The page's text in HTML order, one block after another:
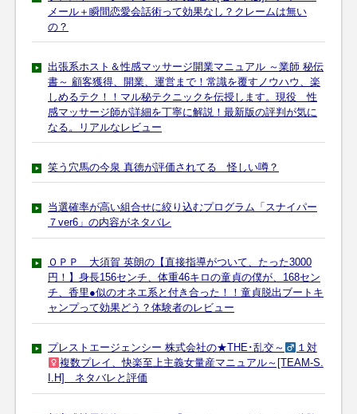
メール＋瞬間恋愛会話術って効果なし？クレームは無い
の？
出張系ホスト＆性感マッサージ開業マニュアル ～業師 秘伝
書～ 顧客獲得、開業、運営まで！常識を覆すノウハウ、楽
しめるテク！！マル秘テクニックを伝授します。現役 性
感マッサージ師が詳細を丁寧に解説！最新版の評判が気に
なる。リアルなレビュー
笑う穴馬の今泉 真徳が評価されてる 怪しい噂？
当選確率が高い組合せに絞り込むプログラム「スナイパー
７ver6」の内容がネタバレ
ＯＰＰ 大須賀 英朗の【直接指導がついて、たった3000
円！】身長156センチ、体重46キロの童貞の僕が、168セン
チ、香里●似のオネエ系と付き合った！！童貞脱出ブートキ
ャンプって効果どう？体験者のレビュー
プレストエージェンシー 株式会社の★THE･乱交～
１対
複数プレイ、快楽至上主義女量産マニュアル～[TEAM-S.
I.H] ネタバレと評価